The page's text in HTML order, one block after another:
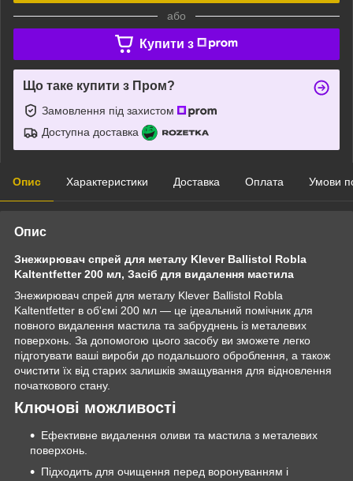
або
Купити з
Що таке купити з Пром?
Замовлення під захистом
Доступна доставка
Опис Характеристики Доставка Оплата Умови
Опис
Знежирювач спрей для металу Klever Ballistol Robla
Kaltentfetter 200 мл, Засіб для видалення мастила
Знежирювач спрей для металу Klever Ballistol Robla
Kaltentfetter в об'ємі 200 мл — це ідеальний помічник для
повного видалення мастила та забруднень із металевих
поверхонь. За допомогою цього засобу ви зможете легко
підготувати ваші вироби до подальшого оброблення, а також
очистити їх від старих залишків змащування для відновлення
початкового стану.
Ключові можливості
Ефективне видалення оливи та мастила з металевих
поверхонь.
Підходить для очищення перед воронуванням і